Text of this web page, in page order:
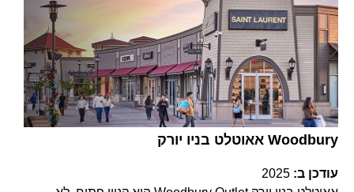
אאוטלט בניו יורק Woodbury
עודכן ב: 2025